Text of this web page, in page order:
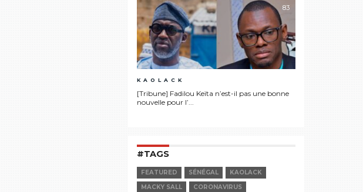
83
KAOLACK
[Tribune] Fadilou Keïta n’est-il pas une bonne
nouvelle pour l’...
#TAGS
FEATURED SÉNÉGAL
KAOLACK
MACKY SALL
CORONAVIRUS